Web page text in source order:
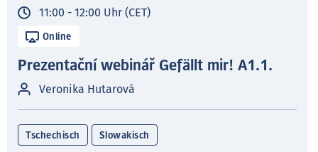
11:00 - 12:00 Uhr (CET)
Online
Prezentační webinář Gefällt mir! A1.1.
Veronika Hutarová
Tschechisch Slowakisch